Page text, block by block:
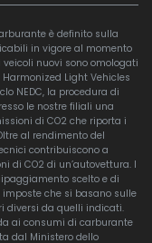
è definito sulla
in vigore al momento
veicoli nuovi sono omologati
Light Vehicles
NEDC, la procedura di
le nostre filiali una
di CO2 che riporta i
al rendimento del
contribuiscono a
di CO2 di un’autovettura. I
scelto e di
che si basano sulle
diversi da quelli indicati.
ai consumi di carburante
dal Ministero dello